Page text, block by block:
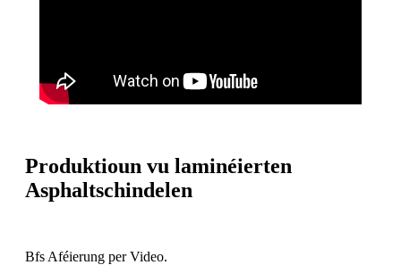
Produktioun vu laminéierten
Asphaltschindelen
Bfs Aféierung per Video.